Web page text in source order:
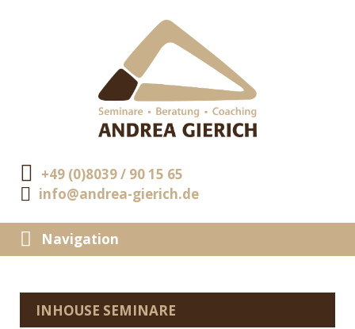
+49 (0)8039 / 90 15 65
info@andrea-gierich.de
Navigation
INHOUSE SEMINARE